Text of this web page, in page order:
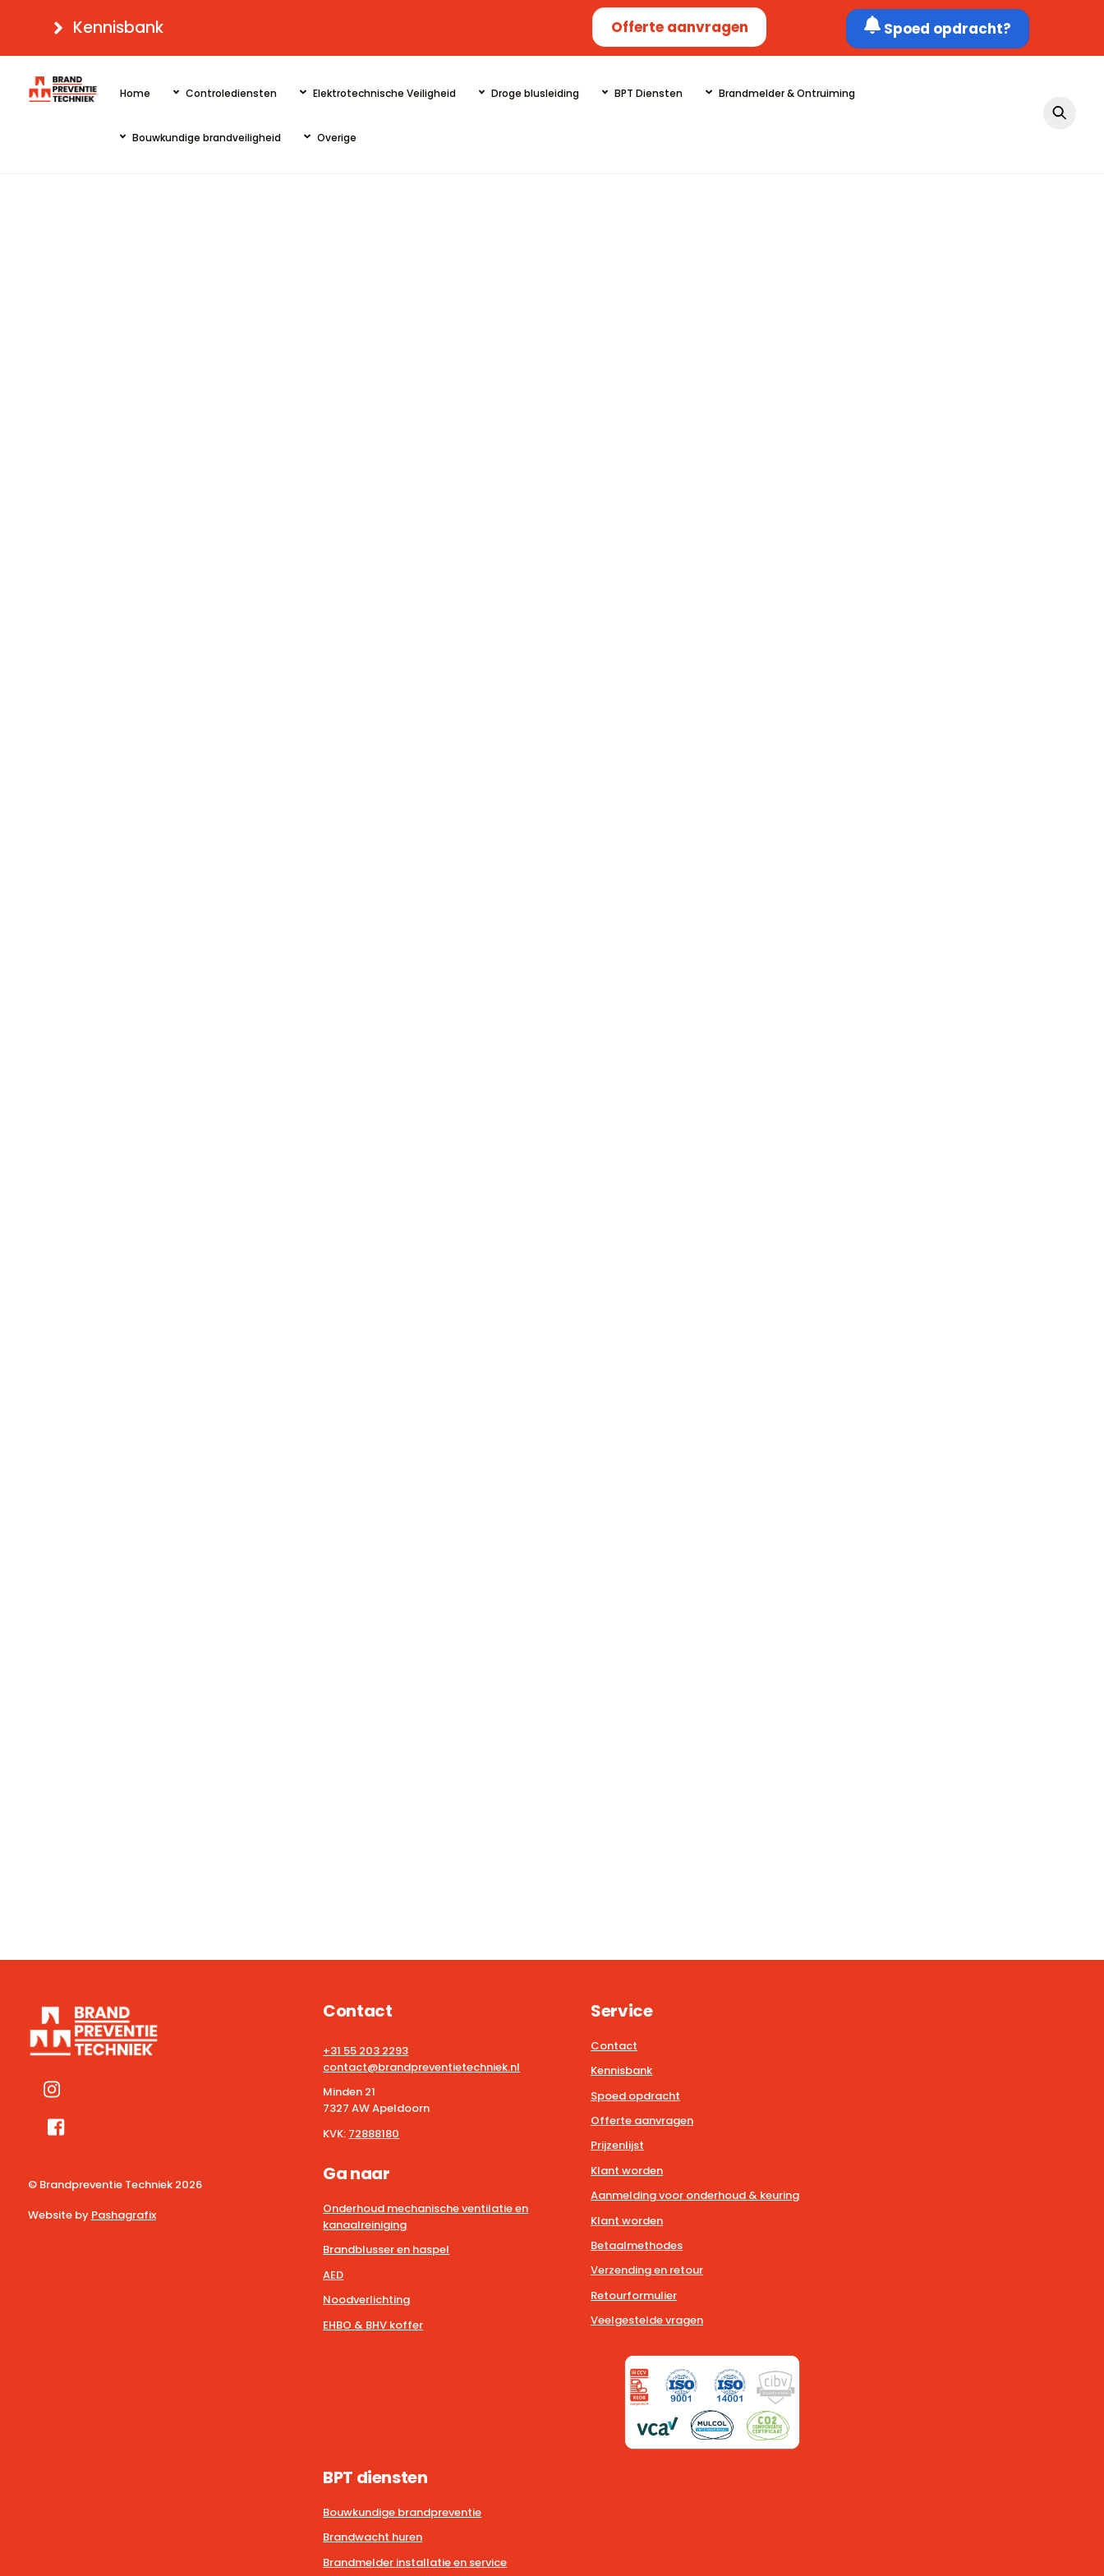
content
Kennisbank Offerte aanvragen Spoed opdracht?
Home Controlediensten Elektrotechnische Veiligheid Droge blusleiding BPT Diensten Brandmelder & Ontruiming
Bouwkundige brandveiligheid Overige
© Brandpreventie Techniek 2026
Website by Pashagrafix
Contact
+31 55 203 2293
contact@brandpreventietechniek.nl
Minden 21
7327 AW Apeldoorn
KVK: 72888180
Ga naar
Onderhoud mechanische ventilatie en
kanaalreiniging
Brandblusser en haspel
AED
Noodverlichting
EHBO & BHV koffer
Service
Contact
Kennisbank
Spoed opdracht
Offerte aanvragen
Prijzenlijst
Klant worden
Aanmelding voor onderhoud & keuring
Klant worden
Betaalmethodes
Verzending en retour
Retourformulier
Veelgestelde vragen
BPT diensten
Bouwkundige brandpreventie
Brandwacht huren
Brandmelder installatie en service